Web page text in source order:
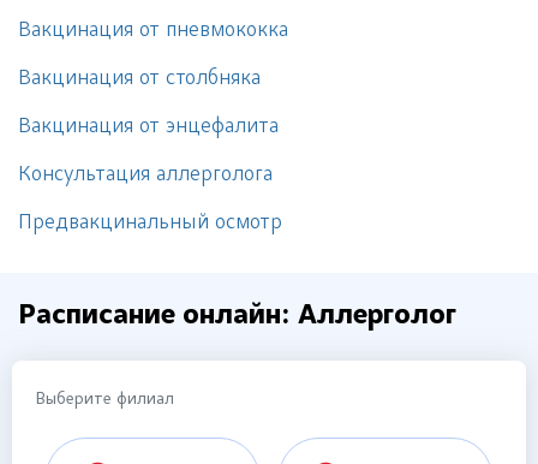
Вакцинация от пневмококка
Вакцинация от столбняка
Вакцинация от энцефалита
Консультация аллерголога
Предвакцинальный осмотр
Расписание онлайн: Аллерголог
Выберите филиал